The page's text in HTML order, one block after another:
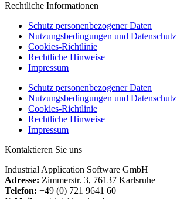
Rechtliche Informationen
Schutz personenbezogener Daten
Nutzungsbedingungen und Datenschutz
Cookies-Richtlinie
Rechtliche Hinweise
Impressum
Schutz personenbezogener Daten
Nutzungsbedingungen und Datenschutz
Cookies-Richtlinie
Rechtliche Hinweise
Impressum
Kontaktieren Sie uns
Industrial Application Software GmbH
Adresse: Zimmerstr. 3, 76137 Karlsruhe
Telefon: +49 (0) 721 9641 60